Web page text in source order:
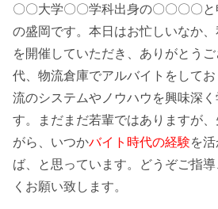
〇〇大学〇〇学科出身の〇〇〇〇
の盛岡です。本日はお忙しいなか
を開催していただき、ありがとう
代、 物流倉庫でアルバイトをして
流のシステムやノウハウ を興味深
す。まだまだ若輩ではありますが
がら、いつかバイト時代の経験を
ば、と思っています。どうぞご指
くお願い致します。